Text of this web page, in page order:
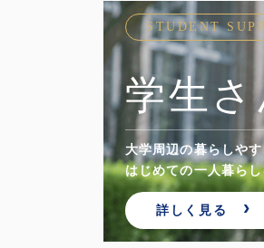
STUDENT
学生さ
大学周辺の暮らしや
はじめての一人暮ら
詳しく見る